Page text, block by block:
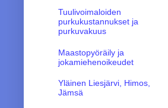
Tuulivoimaloiden
purkukustannukset ja
purkuvakuus
Maastopyöräily ja
jokamiehenoikeudet
Yläinen Liesjärvi, Himos,
Jämsä